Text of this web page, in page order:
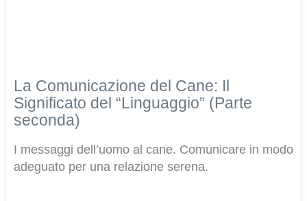
La Comunicazione del Cane: Il
Significato del “Linguaggio” (Parte
seconda)
I messaggi dell’uomo al cane. Comunicare in modo
adeguato per una relazione serena.